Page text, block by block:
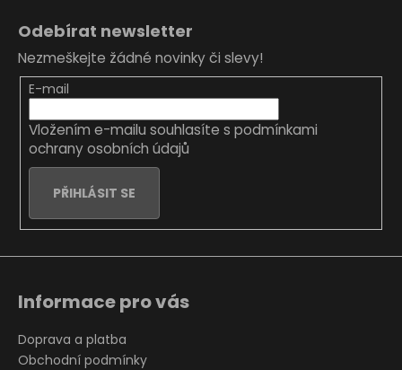
Odebírat newsletter
Nezmeškejte žádné novinky či slevy!
E-mail
Vložením e-mailu souhlasíte s podmínkami
ochrany osobních údajů
PŘIHLÁSIT SE
Informace pro vás
Doprava a platba
Obchodní podmínky